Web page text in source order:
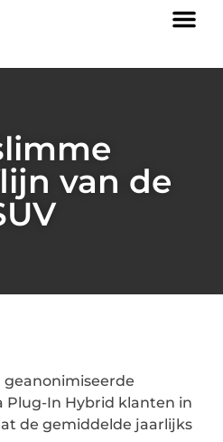
van de
geanonimiseerde
Plug-In Hybrid klanten in
de gemiddelde jaarlijks